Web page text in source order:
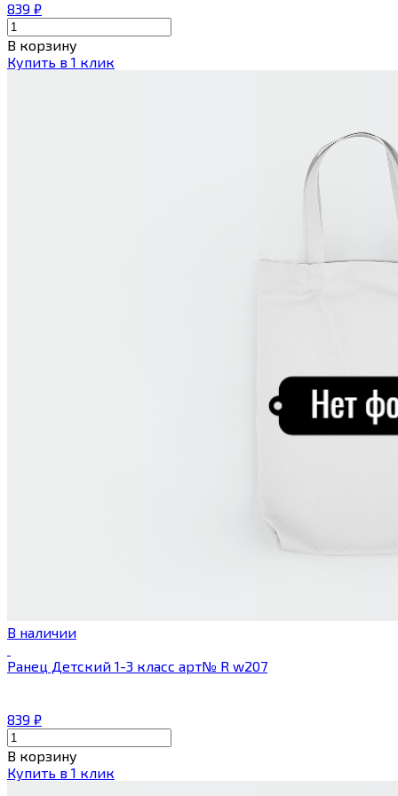
839 ₽
В корзину
Купить в 1 клик
В наличии
Ранец Детский 1-3 класс арт№ R w207
839 ₽
В корзину
Купить в 1 клик